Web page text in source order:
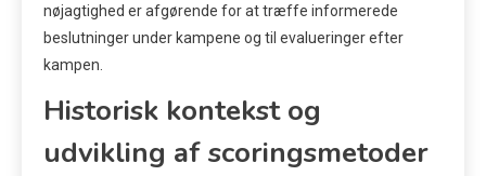
nøjagtighed er afgørende for at træffe informerede
beslutninger under kampene og til evalueringer efter
kampen.
Historisk kontekst og
udvikling af scoringsmetoder